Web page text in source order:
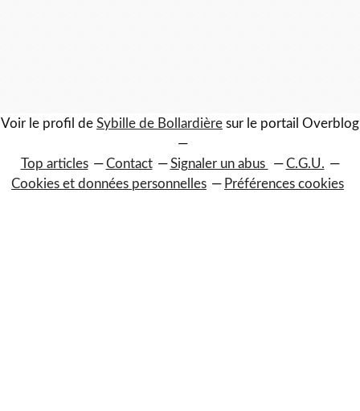
Voir le profil de Sybille de Bollardière sur le portail Overblog
Top articles Contact Signaler un abus
C.G.U.
Cookies et données personnelles
Préférences cookies